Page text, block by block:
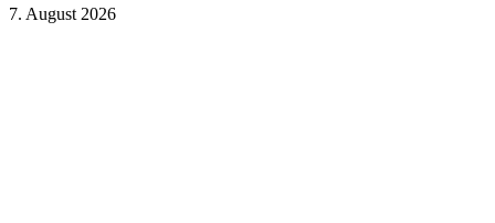
7. August 2026